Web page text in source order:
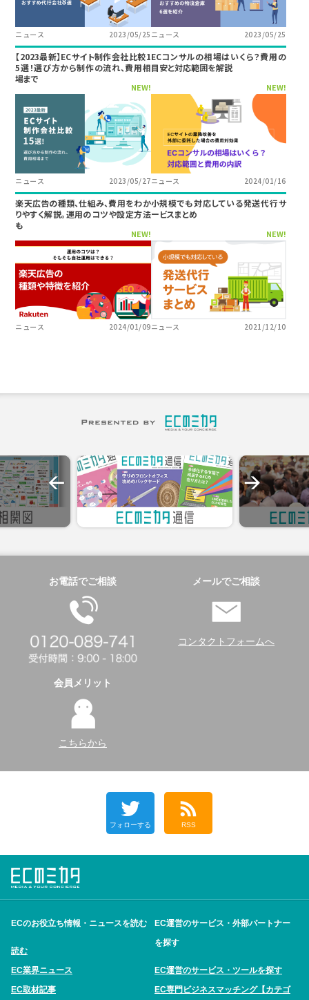
ニュース 2023/05/25 ニュース 2023/05/25
【2023最新】ECサイト制作会社比較1
5選！選び方から制作の流れ、費用相
場まで
NEW!
ニュース 2023/05/27
ECコンサルの相場はいくら？費用の
目安と対応範囲を解説
NEW!
ニュース 2024/01/16
楽天広告の種類、仕組み、費用をわか
りやすく解説。運用のコツや設定方法
も
NEW!
ニュース 2024/01/09
小規模でも対応している発送代行サ
ービスまとめ
NEW!
ニュース 2021/12/10
お電話でご相談 メールでご相談
コンタクトフォームへ
会員メリット
こちらから
フォローする RSS
ECのお役立ち情報・ニュースを読む
読む
EC業界ニュース
EC取材記事
EC運営のサービス・外部パートナー
を探す
EC運営のサービス・ツールを探す
EC専門ビジネスマッチング【カテゴ